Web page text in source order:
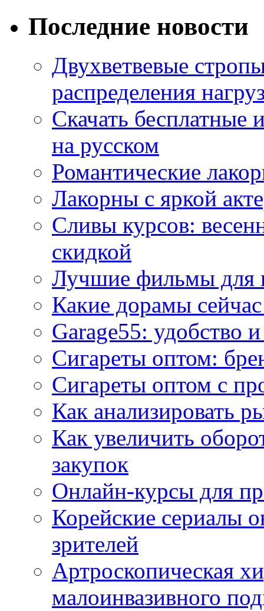
Последние новости
Двухветвевые
распределения
Скачать
на русском
Романтические
Лакорны с яркой
Сливы курсов:
скидкой
Лучшие фильмы для
Какие дорамы
Garage55: удобство
Сигареты оптом:
Сигареты оптом с
Как анализировать
Как увеличить
закупок
Онлайн-курсы для
Корейские сериалы
зрителей
Артроскопическая
малоинвазивного